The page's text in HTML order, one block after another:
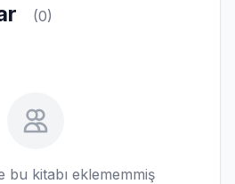
(0)
bu kitabı eklememmiş